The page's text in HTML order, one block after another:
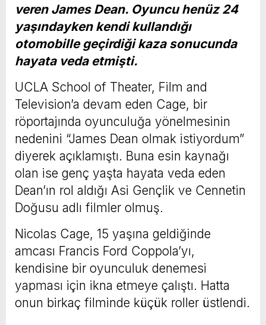
veren James Dean. Oyuncu henüz 24
yaşındayken kendi kullandığı
otomobille geçirdiği kaza sonucunda
hayata veda etmişti.
UCLA School of Theater, Film and
Television’a devam eden Cage, bir
röportajında oyunculuğa yönelmesinin
nedenini “James Dean olmak istiyordum”
diyerek açıklamıştı. Buna esin kaynağı
olan ise genç yaşta hayata veda eden
Dean’ın rol aldığı Asi Gençlik ve Cennetin
Doğusu adlı filmler olmuş.
Nicolas Cage, 15 yaşına geldiğinde
amcası Francis Ford Coppola’yı,
kendisine bir oyunculuk denemesi
yapması için ikna etmeye çalıştı. Hatta
onun birkaç filminde küçük roller üstlendi.